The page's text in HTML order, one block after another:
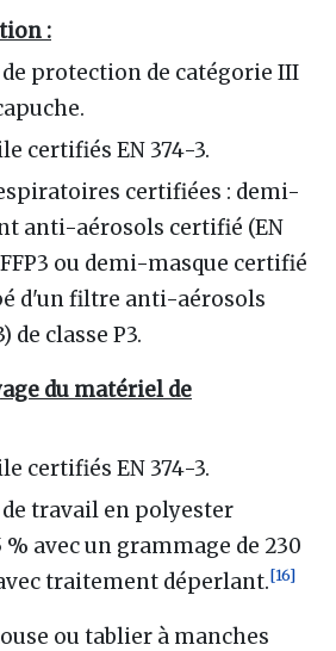
:
protection de catégorie III
certifiés EN 374-3.
certifiées : demi-
anti-aérosols certifié (EN
FFP3 ou demi-masque certifié
d'un filtre anti-aérosols
de classe P3.
du matériel de
certifiés EN 374-3.
travail en polyester
% avec un grammage de 230
traitement déperlant.[16]
ou tablier à manches